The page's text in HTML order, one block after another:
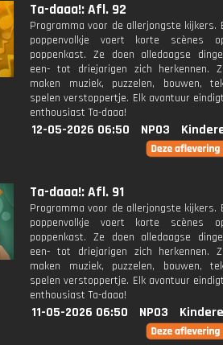
Ta-daaa!: Afl. 92
Programma voor de allerjongste kijkers.
poppenvolkje voert korte scènes
poppenkast. Ze doen alledaagse
een- tot driejarigen zich herkennen.
maken muziek, puzzelen, bouwen,
spelen verstoppertje. Elk avontuur
enthousiast Ta-daaa!
12-05-2026 06:50 NPO3
Ta-daaa!: Afl. 91
Programma voor de allerjongste kijkers.
poppenvolkje voert korte scènes
poppenkast. Ze doen alledaagse
een- tot driejarigen zich herkennen.
maken muziek, puzzelen, bouwen,
spelen verstoppertje. Elk avontuur
enthousiast Ta-daaa!
11-05-2026 06:50 NPO3